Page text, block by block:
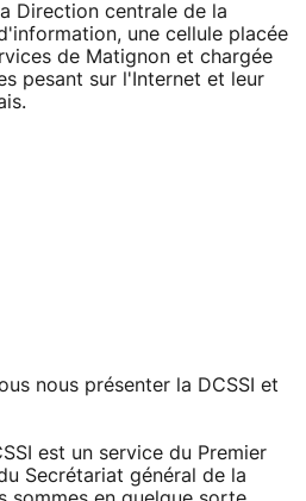
Direction centrale de la
une cellule placée
de Matignon et chargée
pesant sur l'Internet et leur
nous présenter la DCSSI et
est un service du Premier
Secrétariat général de la